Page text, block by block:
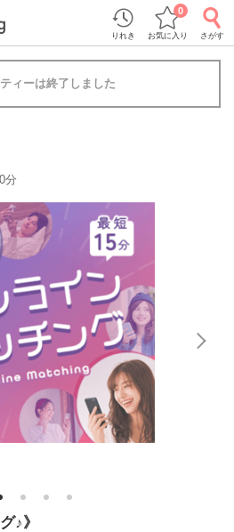
りれき お気に入り
0
さがす
ィーは終了しました
分
1 2 3 4
♪》